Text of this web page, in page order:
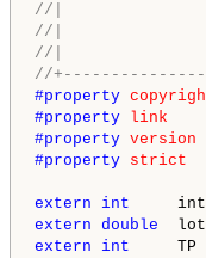
//|
//|
//|
//
#property
#property link
#property version
#property strict
extern int
extern double lot
extern
int TP